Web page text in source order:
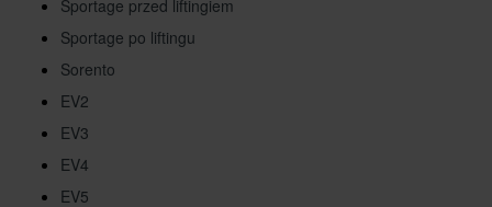
Sportage przed liftingiem
Sportage po liftingu
Sorento
EV2
EV3
EV4
EV5